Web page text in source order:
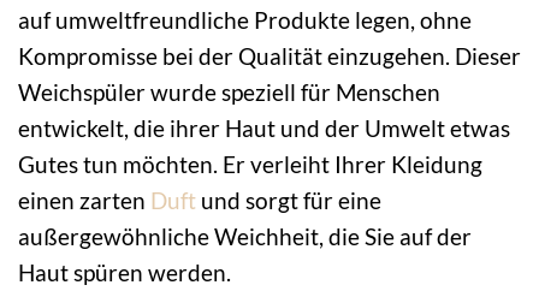
auf umweltfreundliche Produkte legen, ohne
Kompromisse bei der Qualität einzugehen. Dieser
Weichspüler wurde speziell für Menschen
entwickelt, die ihrer Haut und der Umwelt etwas
Gutes tun möchten. Er verleiht Ihrer Kleidung
einen zarten Duft und sorgt für eine
außergewöhnliche Weichheit, die Sie auf der
Haut spüren werden.